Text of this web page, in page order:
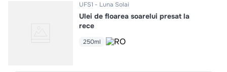
UFS1 Luna Solai
Ulei de floarea soarelui presat la
rece
250ml